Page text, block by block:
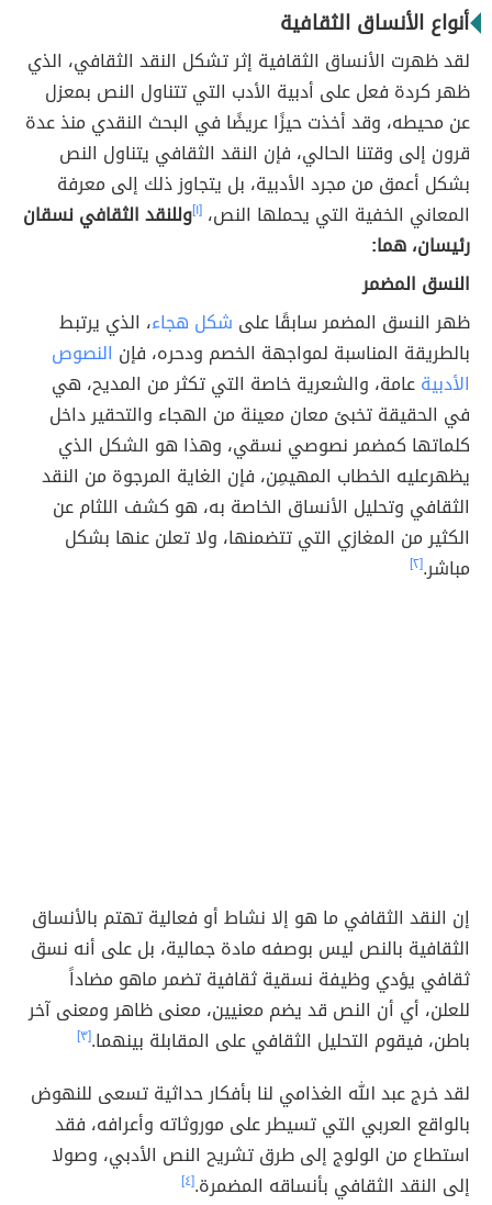
أنواع الأنساق الثقافية
لقد ظهرت الأنساق الثقافية إثر تشكل النقد الثقافي، الذي
ظهر كردة فعل على أدبية الأدب التي تتناول النص بمعزل
عن محيطه، وقد أخذت حيزًا عريضًا في البحث النقدي منذ عدة
قرون إلى وقتنا الحالي، فإن النقد الثقافي يتناول النص
بشكل أعمق من مجرد الأدبية، بل يتجاوز ذلك إلى معرفة
المعاني الخفية التي يحملها النص، [١] وللنقد الثقافي نسقان
رئيسان، هما:
النسق المضمر
ظهر النسق المضمر سابقًا على شكل هجاء، الذي يرتبط
بالطريقة المناسبة لمواجهة الخصم ودحره، فإن النصوص
الأدبيةعامة، والشعرية خاصة التي تكثر من المديح، هي
في الحقيقة تخبئ معان معينة من الهجاء والتحقير داخل
كلماتها كمضمر نصوصي نسقي، وهذا هو الشكل الذي
يظهرعليه الخطاب المهيمِن، فإن الغاية المرجوة من النقد
الثقافي وتحليل الأنساق الخاصة به، هو كشف اللثام عن
الكثير من المغازي التي تتضمنها، ولا تعلن عنها بشكل
مباشر.[٢]
إن النقد الثقافي ما هو إلا نشاط أو فعالية تهتم بالأنساق
الثقافية بالنص ليس بوصفه مادة جمالية، بل على أنه نسق
ثقافي يؤدي وظيفة نسقية ثقافية تضمر ماهو مضاداً
للعلن، أي أن النص قد يضم معنيين، معنى ظاهر ومعنى آخر
باطن، فيقوم التحليل الثقافي على المقابلة بينهما.[٣]
لقد خرج عبد الله الغذامي لنا بأفكار حداثية تسعى للنهوض
بالواقع العربي التي تسيطر على موروثاته وأعرافه، فقد
استطاع من الولوج إلى طرق تشريح النص الأدبي، وصولا
إلى النقد الثقافي بأنساقه المضمرة.[٤]